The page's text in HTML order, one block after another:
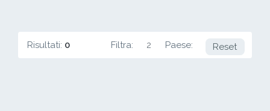
Risultati: 0 Filtra: 2 Paese: RU
Reset